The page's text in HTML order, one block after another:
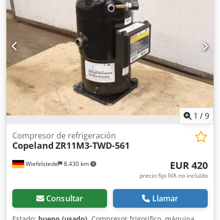
refrigeración Cooling 7 -Tipo: FK 7 Cjdpfx Akszr Hcmorerf -
Capacidad de refrigeración: 1,6 kW -Caudal: 5,2 l/min -
Dimensiones: 570/360/A260 mm -Peso: 22,7 kg
1 /9
Wiefelstede 8.430 km
Compresor de refrigeración
Copeland ZR11M3-TWD-561
EUR 420
precio fijo IVA no incluído
Consultar Llamar